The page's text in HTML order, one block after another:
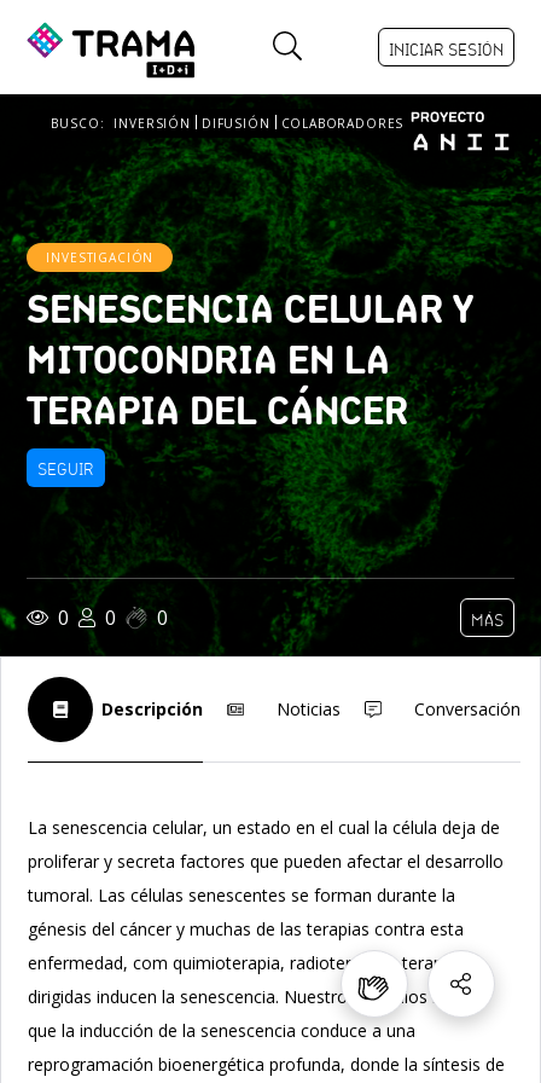
INICIAR SESIÓN
BUSCO: INVERSIÓN DIFUSIÓN COLABORADORES
INVESTIGACIÓN
SENESCENCIA CELULAR Y
MITOCONDRIA EN LA
TERAPIA DEL CÁNCER
SEGUIR
0 0 0 MÁS
Descripción Noticias Conversación
La senescencia celular, un estado en el cual la célula deja de
proliferar y secreta factores que pueden afectar el desarrollo
tumoral. Las células senescentes se forman durante la
génesis del cáncer y muchas de las terapias contra esta
enfermedad, com quimioterapia, radioterapia y terapias
dirigidas inducen la senescencia. Nuestros estudios indican
que la inducción de la senescencia conduce a una
reprogramación bioenergética profunda, donde la síntesis de